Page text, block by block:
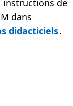
instructions de
dans
didacticiels.